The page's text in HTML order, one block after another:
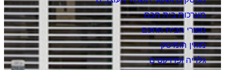
מערכות בית חכם
מוצרי הבית החכם
מגזין הומיטק
גלריה ופרויקטים